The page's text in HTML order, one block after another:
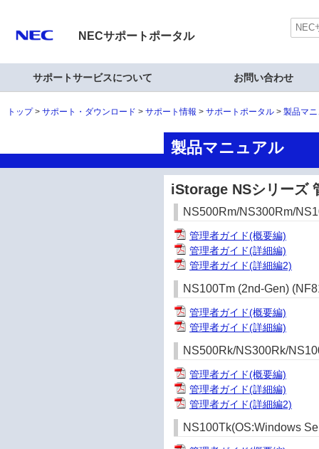
NECサポートポータル
サポートサービスについて お問い合わせ
トップ サポート・ダウンロード サポート情報 サポートポータル 製品マ
製品マニュアル
iStorage NSシリーズ
NS500Rm/NS300Rm/
管理者ガイド(概要編)
管理者ガイド(詳細編)
管理者ガイド(詳細編2)
NS100Tm (2nd-Gen)
管理者ガイド(概要編)
管理者ガイド(詳細編)
NS500Rk/NS300Rk/
管理者ガイド(概要編)
管理者ガイド(詳細編)
管理者ガイド(詳細編2)
NS100Tk(OS:Windows